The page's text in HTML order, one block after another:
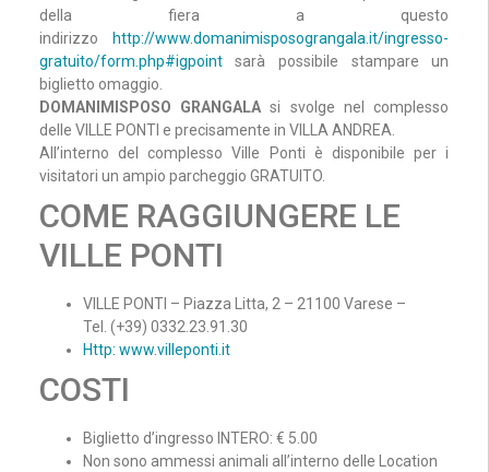
della fiera a questo
indirizzohttp://www.domanimisposograngala.it/ingresso-
gratuito/form.php#igpointsarà possibile stampare un
biglietto omaggio.
DOMANIMISPOSO GRANGALA si svolge nel complesso
delle VILLE PONTI e precisamente in VILLA ANDREA.
All’interno del complesso Ville Ponti è disponibile per i
visitatori un ampio parcheggio GRATUITO.
COME RAGGIUNGERE LE
VILLE PONTI
VILLE PONTI – Piazza Litta, 2 – 21100 Varese –
Tel. (+39) 0332.23.91.30
Http: www.villeponti.it
COSTI
Biglietto d’ingresso INTERO: € 5.00
Non sono ammessi animali all’interno delle Location